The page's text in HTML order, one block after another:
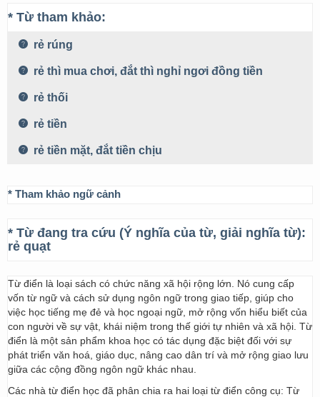
* Từ tham khảo:
rẻ rúng
rẻ thì mua chơi, đắt thì nghỉ ngơi đồng tiền
rẻ thối
rẻ tiền
rẻ tiền mặt, đắt tiền chịu
* Tham khảo ngữ cảnh
* Từ đang tra cứu (Ý nghĩa của từ, giải nghĩa từ):
rẻ quạt
Từ điển là loại sách có chức năng xã hội rộng lớn. Nó cung cấp
vốn từ ngữ và cách sử dụng ngôn ngữ trong giao tiếp, giúp cho
việc học tiếng mẹ đẻ và học ngoại ngữ, mở rộng vốn hiểu biết của
con người về sự vật, khái niệm trong thế giới tự nhiên và xã hội. Từ
điển là một sản phẩm khoa học có tác dụng đặc biệt đối với sự
phát triển văn hoá, giáo dục, nâng cao dân trí và mở rộng giao lưu
giữa các cộng đồng ngôn ngữ khác nhau.
Các nhà từ điển học đã phân chia ra hai loại từ điển công cụ: Từ